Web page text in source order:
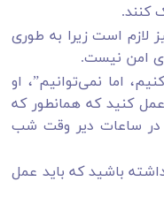
کنند.
لازم است زیرا به طوری
امن نیست.
اما نمی‌توانیم”، او
کنید که همانطور که
در ساعات دیر وقت شب
باشید که باید عمل